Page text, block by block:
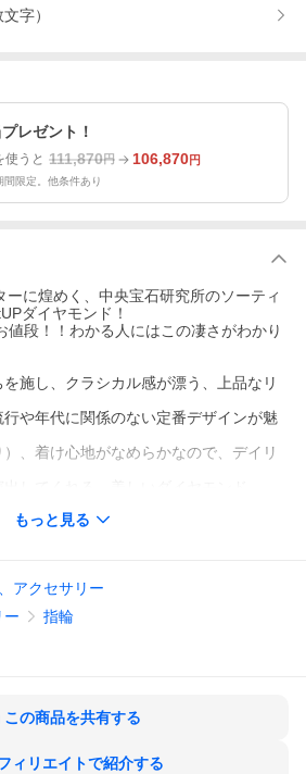
字）
レゼント！
使うと 111,870円 106,870円
限定。他条件あり
に煌めく、中央宝石研究所のソーティ
ダイヤモンド！
値段！！わかる人にはこの凄さがわかり
施し、クラシカル感が漂う、上品なリ
や年代に関係のない定番デザインが魅
、着け心地がなめらかなので、デイリ
/保証書
GOOD以上 1p 約 0.25ct以上
円)
ん(別途 5,500円で作成可能)
ットなデザイン。ダイヤ パヴェ エタニテ
もっと見る
アクセサリー
ー
指輪
この商品を共有する
ィリエイトで紹介する